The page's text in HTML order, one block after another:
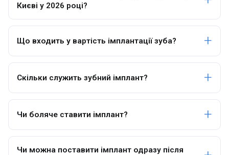
Києві у 2026 році?
Що входить у вартість імплантації зуба?
Скільки служить зубний імплант?
Чи боляче ставити імплант?
Чи можна поставити імплант одразу після